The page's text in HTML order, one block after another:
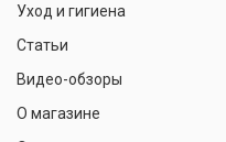
Уход и гигиена
Статьи
Видео-обзоры
О магазине